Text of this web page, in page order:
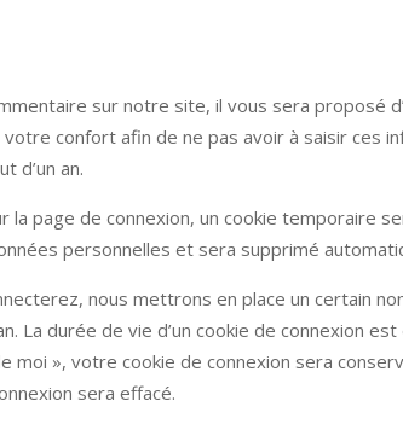
sur notre site, il vous sera proposé
votre confort afin de ne pas avoir à saisir ces
d’un an.
la page de connexion, un cookie temporaire
personnelles et sera supprimé
nous mettrons en place un certain
La durée de vie d’un cookie de connexion
moi », votre cookie de connexion sera
sera effacé.